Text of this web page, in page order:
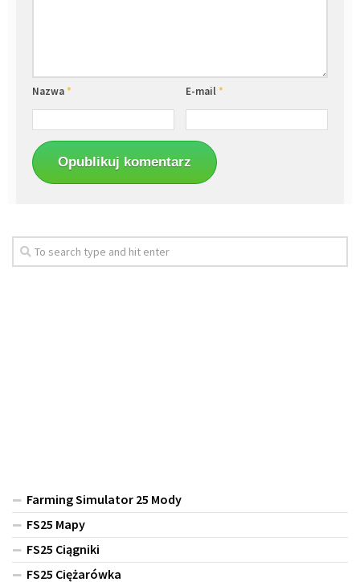
Nazwa* E-mail*
Farming Simulator 25 Mody
FS25 Mapy
FS25 Ciągniki
FS25 Ciężarówka